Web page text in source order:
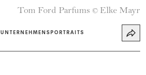
Tom Ford Parfums © Elke Mayr
UNTERNEHMENSPORTRAITS